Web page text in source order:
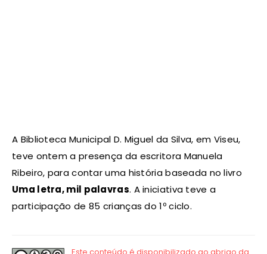
A Biblioteca Municipal D. Miguel da Silva, em Viseu,
teve ontem a presença da escritora Manuela
Ribeiro, para contar uma história baseada no livro
Uma letra, mil palavras. A iniciativa teve a
participação de 85 crianças do 1º ciclo.